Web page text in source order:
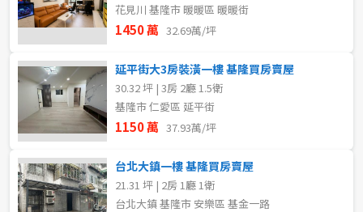
花見川 基隆市 暖暖區 暖暖街
1450 萬 32.69萬/坪
延平街大3房裝潢一樓 基隆買房賣屋
30.32 坪 | 3房 2廳 1.5衛
基隆市 仁愛區 延平街
1150 萬 37.93萬/坪
台北大鎮一樓 基隆買房賣屋
21.31 坪 | 2房 1廳 1衛
台北大鎮 基隆市 安樂區 基金一路